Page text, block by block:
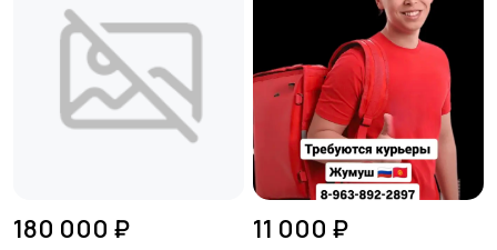
Детские товары Для дома и дачи
Животные
180 000 ₽ 11 000 ₽